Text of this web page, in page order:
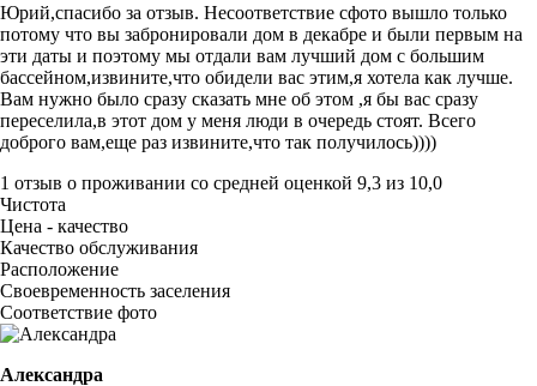
Юрий,спасибо за отзыв. Несоответствие сфото вышло только
потому что вы забронировали дом в декабре и были первым на
эти даты и поэтому мы отдали вам лучший дом с большим
бассейном,извините,что обидели вас этим,я хотела как лучше.
Вам нужно было сразу сказать мне об этом ,я бы вас сразу
переселила,в этот дом у меня люди в очередь стоят. Всего
доброго вам,еще раз извините,что так получилось))))
1 отзыв о проживании со средней оценкой 9,3 из 10,0
Чистота
Цена - качество
Качество обслуживания
Расположение
Своевременность заселения
Соответствие фото
Александра